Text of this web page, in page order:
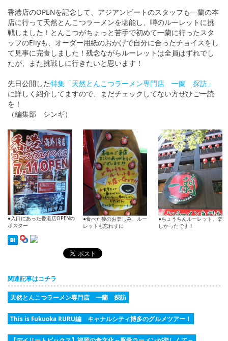
香港店のOPENを記念して、アジアンビートのスタッフも一蘭の本
店に行って天然とんこつラーメンを堪能し、噂のルーレットに挑
戦しました！とんこつがちょっと苦手で初めて一蘭に行ったスタ
ッフのEliyも、オーダー用紙のおかげで自分に合ったチョイスをし
て見事に完食しました！残念ながらルーレットは全員はずれでし
たが、また挑戦しに行きたいと思います！
先日公開した特集「天然とんこつラーメン専門店 一蘭 探訪」
に詳しく紹介してますので、まだチェックしてない方ぜひご一読
を！
（編集部 シンギ）
●入口にあった香港店OPENの
ポスター
●食べた後のお楽しみ、ルー
レットも忘れずに
●ちょうちんルーレット、楽
しかったです！
関連記事はコチラ
天然とんこつラーメン専門店 一蘭 探訪
This is Fukuoka RURU編 キャナルシティ博多のグルメツアー！